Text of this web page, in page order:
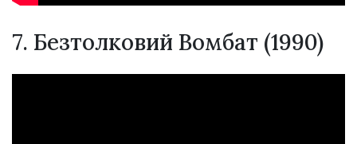
7. Безтолковий Вомбат (1990)